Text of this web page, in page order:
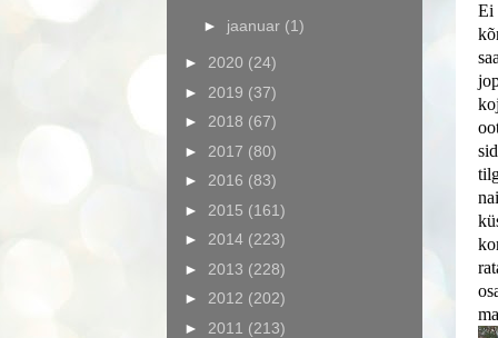
Ei
► jaanuar (1)
► 2020 (24)
► 2019 (37)
► 2018 (67)
► 2017 (80)
► 2016 (83)
► 2015 (161)
► 2014 (223)
► 2013 (228)
► 2012 (202)
► 2011 (213)